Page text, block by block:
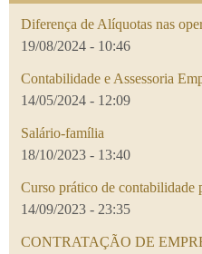
Diferença de Alíquotas nas
19/08/2024 - 10:46
Contabilidade e Assessoria
14/05/2024 - 12:09
Salário-família
18/10/2023 - 13:40
Curso prático de contabilidade
14/09/2023 - 23:35
CONTRATAÇÃO DE